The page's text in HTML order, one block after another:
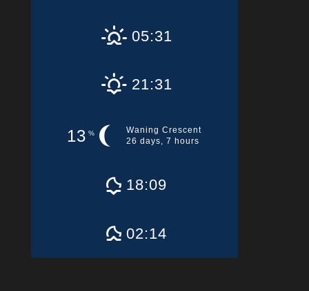
05:31
21:31
13 %
Waning Crescent
26 days, 7 hours
18:09
02:14